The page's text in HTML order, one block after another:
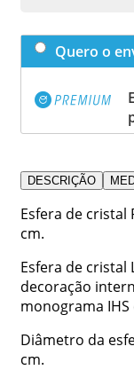
Quero o
DESCRIÇÃO
Esfera de
cm.
Esfera de cristal
decoração
monograma
Diâmetro da
cm.